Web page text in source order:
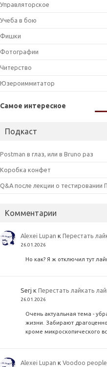
Управляторское
Учеба в бою
Фишки
Фотографии
Читерство
Юзероиммитатор
Самое интересное
Подкаст
Postman в глаз, или в Bruno раз
Коробка конфет
Q&A после лекции о тестировании
Комментарии
Alexei Lupan кПерестать
26.01.2026
Но как? Я ж отключил тут
Serj кПерестать лайкать
26.01.2026
Очень актуальная тема -
жизни. Забирают
кроме микроскопического
Alexei Lupan кVoodoo